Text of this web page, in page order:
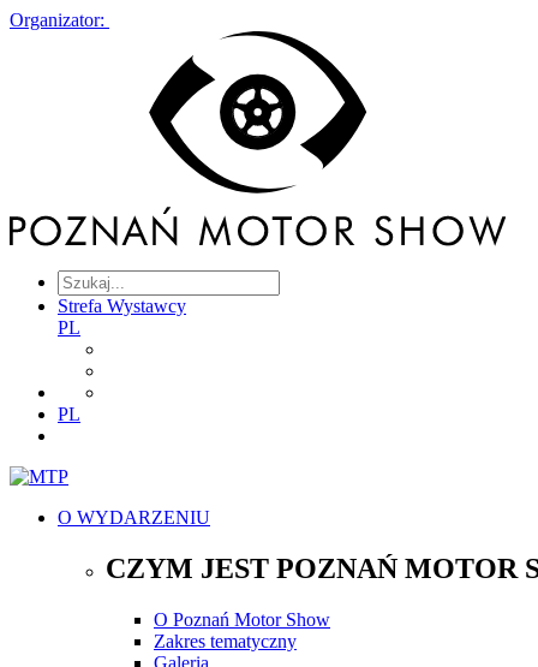
Organizator:
Strefa Wystawcy
PL
PL
O WYDARZENIU
CZYM JEST POZNAŃ MOTOR
O Poznań Motor Show
Zakres tematyczny
Galeria